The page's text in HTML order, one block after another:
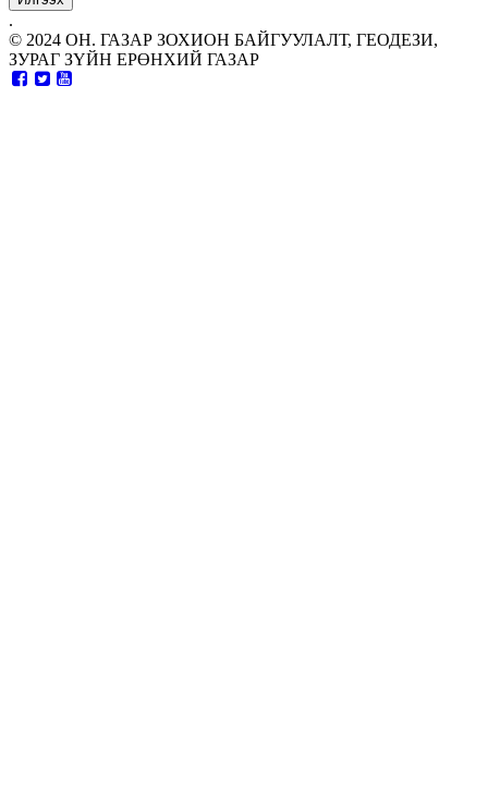
.
© 2024 ОН. ГАЗАР ЗОХИОН БАЙГУУЛАЛТ, ГЕОДЕЗИ,
ЗУРАГ ЗҮЙН ЕРӨНХИЙ ГАЗАР